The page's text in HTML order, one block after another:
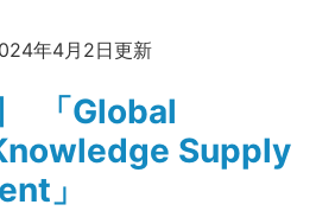
年4月2日更新
「Global
Supply
」